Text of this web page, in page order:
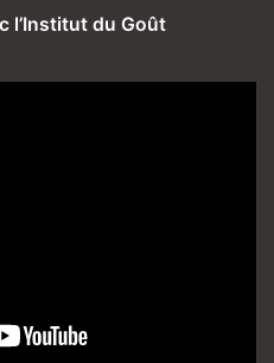
l’Institut du Goût